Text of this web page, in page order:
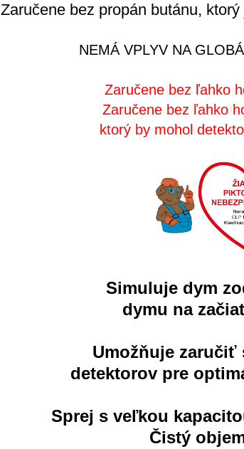
Zaručene bez propán butánu,
NEMÁ VPLYV NA
Zaručene bez ľahko
Zaručene bez ľahko
ktorý by mohol
Simuluje dym
dymu na
Umožňuje
detektorov pre
Sprej s veľkou
Čistý